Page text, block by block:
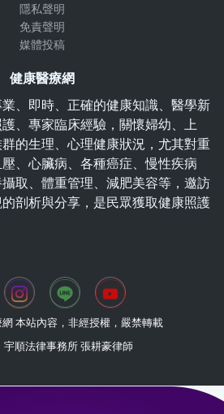
隱私聲明
免責聲明
媒體投稿
健康醫療網
、即時、正確的健康知識、醫學新
、專家臨床經驗，關懷婦幼、上
的生理、心理健康狀況，尤其對重
、心臟病、各種癌症、慢性疾病
取、體重管理、減肥美容等，邀訪
剖析與分享，是民眾獲取健康照護
本站內容，非經授權，嚴禁轉載
宇順法律事務所 張耕豪律師